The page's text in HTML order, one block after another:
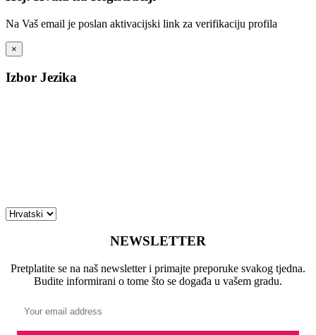
Na Vaš email je poslan aktivacijski link za verifikaciju profila
×
Izbor Jezika
NEWSLETTER
Pretplatite se na naš newsletter i primajte preporuke svakog tjedna.
Budite informirani o tome što se događa u vašem gradu.